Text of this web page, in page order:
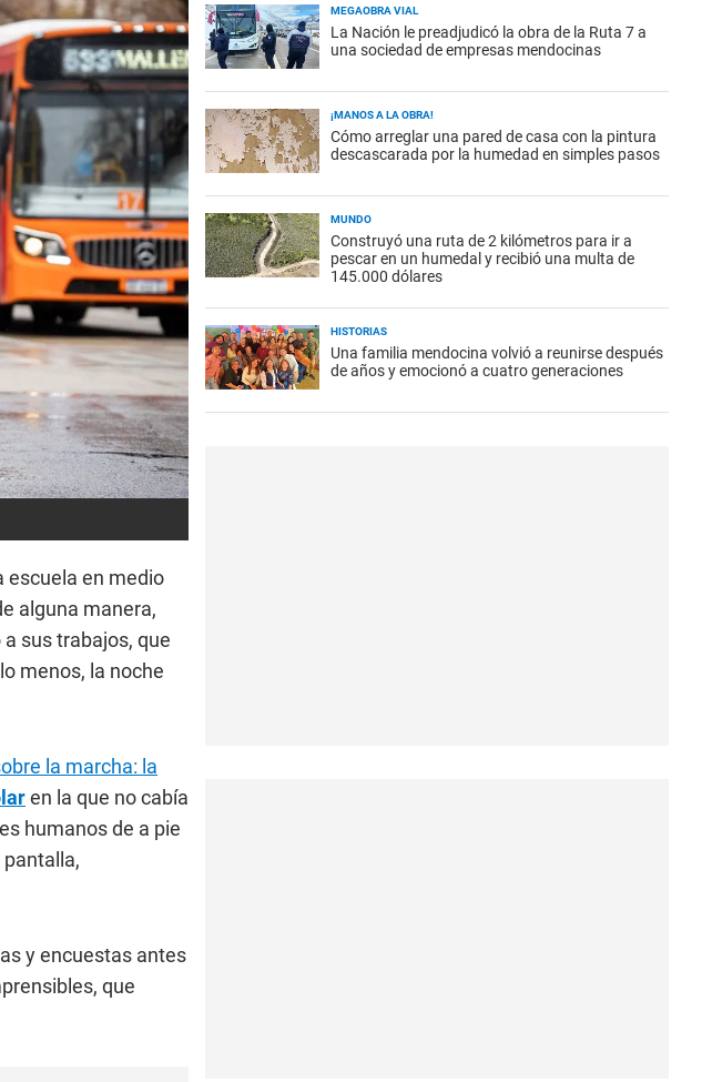
escuela en medio
alguna manera,
sus trabajos, que
menos, la noche
la marcha: la
en la que no cabía
humanos de a pie
y encuestas antes
que
MEGAOBRA VIAL
La Nación le preadjudicó la obra de la Ruta 7 a
una sociedad de empresas mendocinas
¡MANOS A LA OBRA!
Cómo arreglar una pared de casa con la pintura
descascarada por la humedad en simples pasos
MUNDO
Construyó una ruta de 2 kilómetros para ir a
pescar en un humedal y recibió una multa de
145.000 dólares
HISTORIAS
Una familia mendocina volvió a reunirse después
de años y emocionó a cuatro generaciones